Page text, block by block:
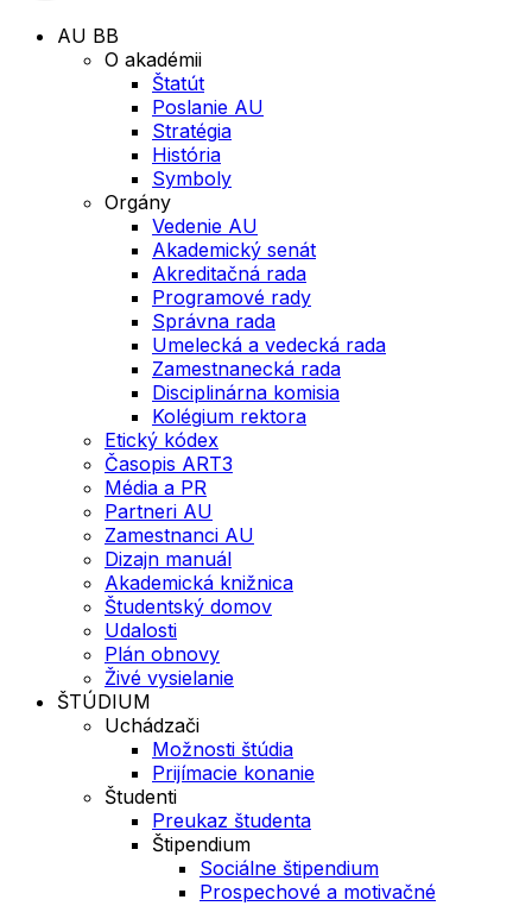
AU BB
O akadémii
Štatút
Poslanie AU
Stratégia
História
Symboly
Orgány
Vedenie AU
Akademický senát
Akreditačná rada
Programové rady
Správna rada
Umelecká a vedecká rada
Zamestnanecká rada
Disciplinárna komisia
Kolégium rektora
Etický kódex
Časopis ART3
Média a PR
Partneri AU
Zamestnanci AU
Dizajn manuál
Akademická knižnica
Študentský domov
Udalosti
Plán obnovy
Živé vysielanie
ŠTÚDIUM
Uchádzači
Možnosti štúdia
Prijímacie konanie
Študenti
Preukaz študenta
Štipendium
Sociálne štipendium
Prospechové a motivačné